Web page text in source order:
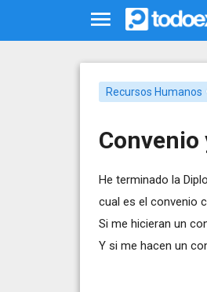
Recursos Humanos
Convenio
He terminado la
cual es el convenio
Si me hicieran un
Y si me hacen un